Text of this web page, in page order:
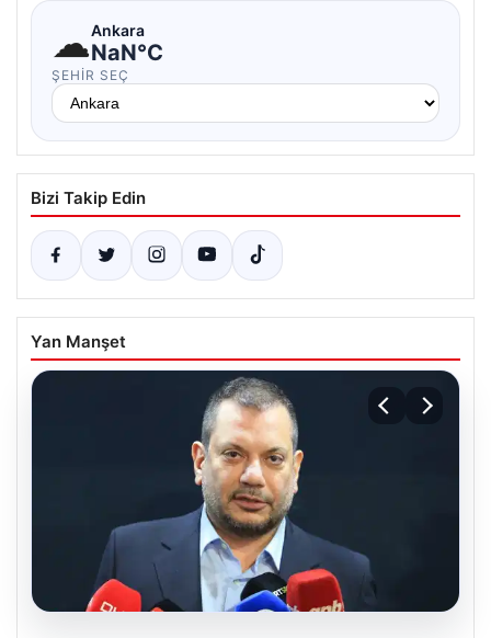
☁Ankara
NaN°C
ŞEHIR SEÇ
Bizi Takip Edin
Yan Manşet